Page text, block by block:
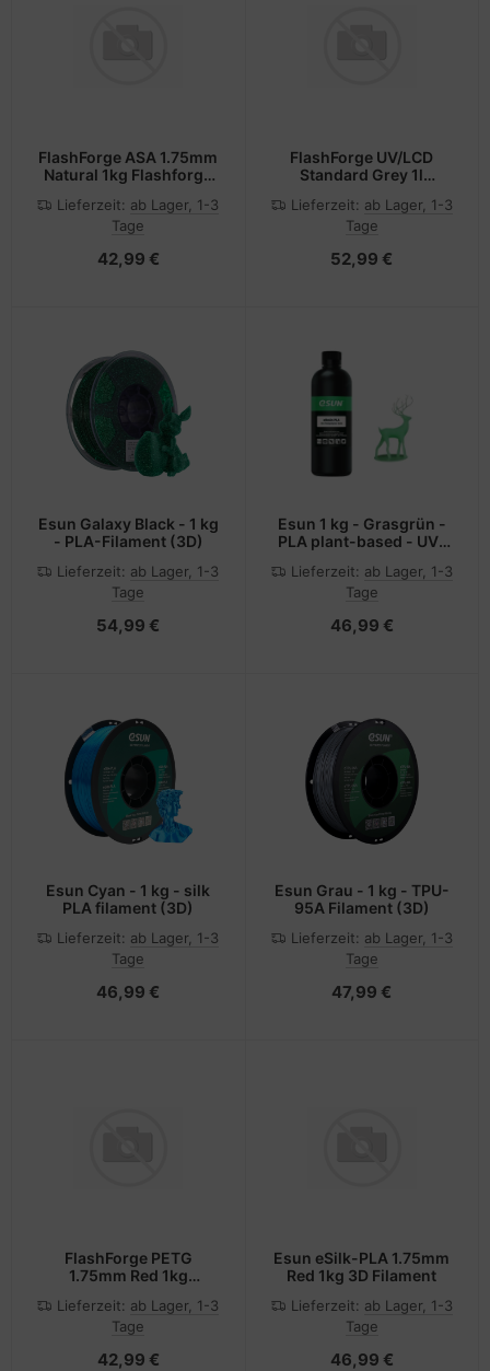
FlashForge ASA 1.75mm
Natural 1kg Flashforge
Lieferzeit: ab Lager, 1-3
Tage
42,99 €
FlashForge UV/LCD
Standard Grey 1l
405nm
Lieferzeit: ab Lager, 1-3
Tage
52,99 €
Esun Galaxy Black - 1 kg
- PLA-Filament (3D)
Lieferzeit: ab Lager, 1-3
Tage
54,99 €
Esun 1 kg - Grasgrün -
PLA plant-based - UV-
Lieferzeit: ab Lager, 1-3
Tage
46,99 €
Esun Cyan - 1 kg - silk
PLA filament (3D)
Lieferzeit: ab Lager, 1-3
Tage
46,99 €
Esun Grau - 1 kg - TPU-
95A Filament (3D)
Lieferzeit: ab Lager, 1-3
Tage
47,99 €
FlashForge PETG
1.75mm Red 1kg
Lieferzeit: ab Lager, 1-3
Tage
42,99 €
Esun eSilk-PLA 1.75mm
Red 1kg 3D Filament
Lieferzeit: ab Lager, 1-3
Tage
46,99 €